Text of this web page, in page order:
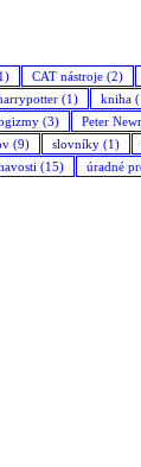
CAT nástroje (2)
(1) kniha
(3) Peter
(9) slovníky (1)
(15) úradné